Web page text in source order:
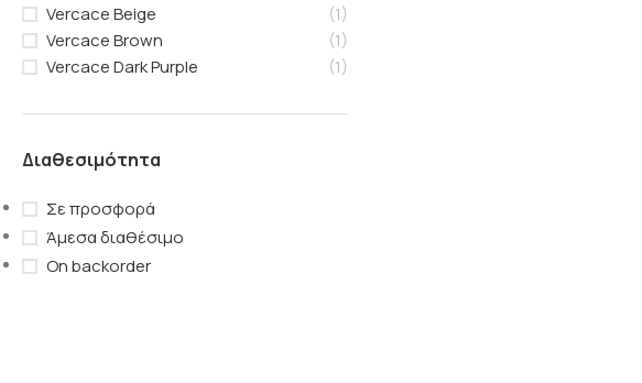
Vercace Beige
(1)
Vercace Brown
(1)
Vercace Dark Purple
(1)
Διαθεσιμότητα
Σε προσφορά
Άμεσα διαθέσιμο
On backorder